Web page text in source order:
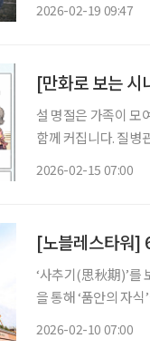
2026-02-19 09:47
[만화로 보는
설 명절은 가족이 모
함께 커집니다. 질병
2026-02-15 07:00
[노블레스타워]
‘사추기(思秋期)’를
을 통해 ‘품안의 자
2026-02-10 07:00